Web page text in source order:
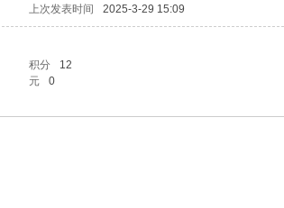
上次发表时间 2025-3-29 15:09
积分 12
元 0